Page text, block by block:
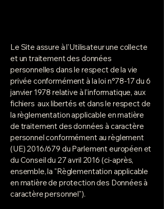
Le Site assure à l'Utilisateur une collecte
et un traitement des données
personnelles dans le respect de la vie
privée conformément à la loi n°78-17 du 6
janvier 1978 relative à l'informatique, aux
fichiers aux libertés et dans le respect de
la règlementation applicable en matière
de traitement des données à caractère
personnel conformément au règlement
(UE) 2016/679 du Parlement européen et
du Conseil du 27 avril 2016 (ci-après,
ensemble, la "Règlementation applicable
en matière de protection des Données à
caractère personnel").